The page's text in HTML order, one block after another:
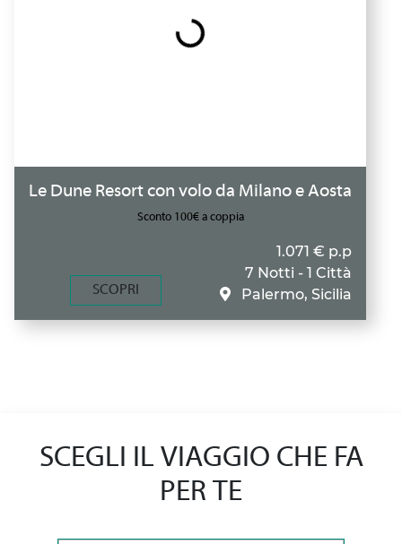
Le Dune Resort con volo da Milano e Aosta
Sconto 100€ a coppia
SCOPRI
1.071 € p.p
7 Notti - 1 Città
Palermo, Sicilia
SCEGLI IL VIAGGIO CHE FA
PER TE